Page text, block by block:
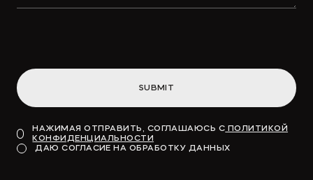
привлекут «длинные деньги» в
Модель для финансирования
SUBMIT
НАЖИМАЯ ОТПРАВИТЬ, СОГЛАШАЮСЬ С ПОЛИТИКОЙ
КОНФИДЕНЦИАЛЬНОСТИ
ДАЮ СОГЛАСИЕ НА ОБРАБОТКУ ДАННЫХ